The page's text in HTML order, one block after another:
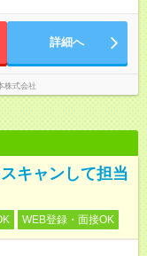
詳細へ
株式会社
キャンして担当
WEB登録・面接OK